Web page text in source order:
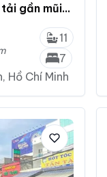
tải gần mũi
11
7
Hồ Chí Minh